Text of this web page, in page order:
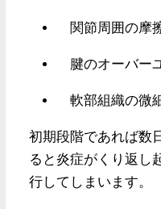
関節周囲の摩
腱のオーバー
軟部組織の微
初期段階であれば数
ると炎症がくり返し
行してしまいます。